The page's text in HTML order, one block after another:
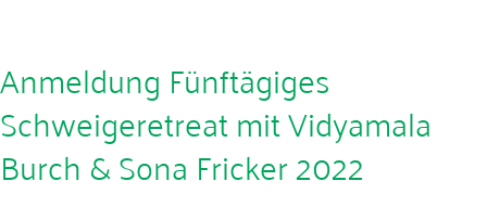
Anmeldung Fünftägiges
Schweigeretreat mit Vidyamala
Burch & Sona Fricker 2022